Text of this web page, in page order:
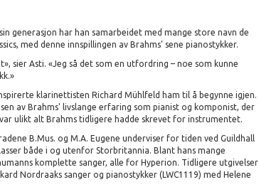
generasjon har han samarbeidet med mange store navn de
med denne innspillingen av Brahms' sene pianostykker.
sier Asti. «Jeg så det som en utfordring – noe som kunne
klarinettisten Richard Mühlfeld ham til å begynne igjen.
av Brahms' livslange erfaring som pianist og komponist, der
ulikt alt Brahms tidligere hadde skrevet for instrumentet.
B.Mus. og M.A. Eugene underviser for tiden ved Guildhall
både i og utenfor Storbritannia. Blant hans mange
komplette sanger, alle for Hyperion. Tidligere utgivelser
Nordraaks sanger og pianostykker (LWC1119) med Helene